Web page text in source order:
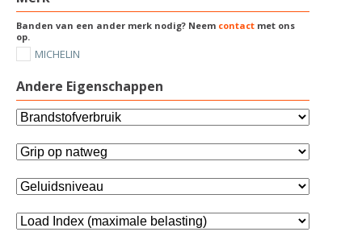
Banden van een ander merk nodig? Neem contact met ons
op.
MICHELIN
Andere Eigenschappen